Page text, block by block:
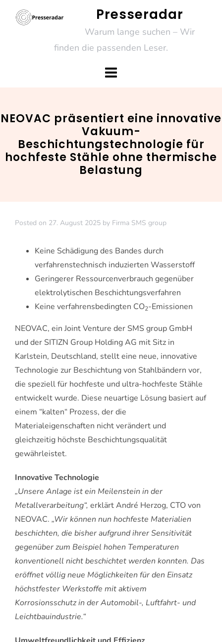
Presseradar
Warum lange suchen – Wir
finden die passenden Leser.
NEOVAC präsentiert eine innovative
Vakuum-
Beschichtungstechnologie für
hochfeste Stähle ohne thermische
Belastung
Posted on 27. August 2025 by Firma SMS group
Keine Schädigung des Bandes durch
verfahrenstechnisch induzierten Wasserstoff
Geringerer Ressourcenverbrauch gegenüber
elektrolytischen Beschichtungsverfahren
Keine verfahrensbedingten CO2-Emissionen
NEOVAC, ein Joint Venture der SMS group GmbH
und der SITIZN Group Holding AG mit Sitz in
Karlstein, Deutschland, stellt eine neue, innovative
Technologie zur Beschichtung von Stahlbändern vor,
die speziell für hochfeste und ultra-hochfeste Stähle
entwickelt wurde. Diese neuartige Lösung basiert auf
einem “kalten“ Prozess, der die
Materialeigenschaften nicht verändert und
gleichzeitig höchste Beschichtungsqualität
gewährleistet.
Innovative Technologie
„Unsere Anlage ist ein Meilenstein in der
Metallverarbeitung“, erklärt André Herzog, CTO von
NEOVAC. „Wir können nun hochfeste Materialien
beschichten, die bisher aufgrund ihrer Sensitivität
gegenüber zum Beispiel hohen Temperaturen
konventionell nicht beschichtet werden konnten. Das
eröffnet völlig neue Möglichkeiten für den Einsatz
höchstfester Werkstoffe mit aktivem
Korrosionsschutz in der Automobil-, Luftfahrt- und
Leichtbauindustrie.“